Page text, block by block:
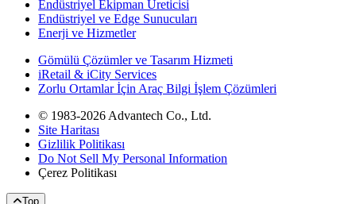
Endüstriyel Ekipman Üreticisi
Endüstriyel ve Edge Sunucuları
Enerji ve Hizmetler
Gömülü Çözümler ve Tasarım Hizmeti
iRetail & iCity Services
Zorlu Ortamlar İçin Araç Bilgi İşlem Çözümleri
© 1983-2026 Advantech Co., Ltd.
Site Haritası
Gizlilik Politikası
Do Not Sell My Personal Information
Çerez Politikası
Top